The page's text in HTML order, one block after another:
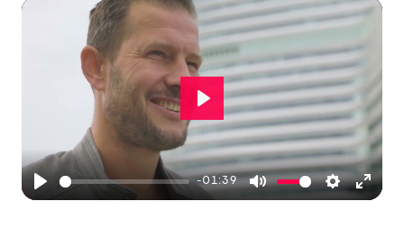
Play
-01:39
Mute Settings
Play